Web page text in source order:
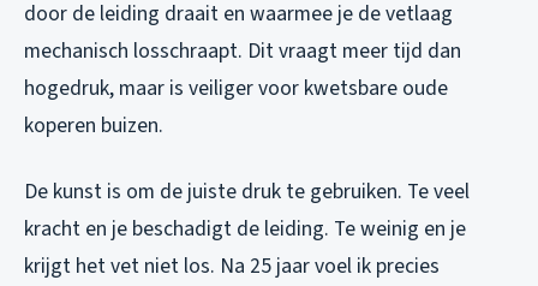
door de leiding draait en waarmee je de vetlaag
mechanisch losschraapt. Dit vraagt meer tijd dan
hogedruk, maar is veiliger voor kwetsbare oude
koperen buizen.
De kunst is om de juiste druk te gebruiken. Te veel
kracht en je beschadigt de leiding. Te weinig en je
krijgt het vet niet los. Na 25 jaar voel ik precies